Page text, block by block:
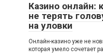
Казино онлайн:
не терять
на уловки
Онлайн-казино уже не
которая умело сочетает